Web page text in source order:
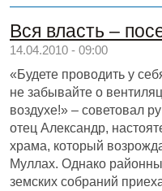
Вся власть –
14.04.2010 - 09:00
«Будете проводить у
не забывайте о
воздухе!» – советовал
отец Александр,
храма, который
Муллах. Однако
земских собраний